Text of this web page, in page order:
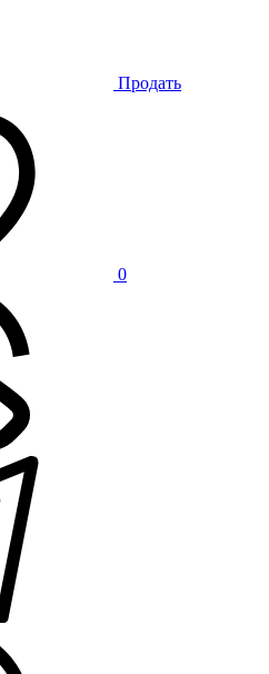
Продать
0